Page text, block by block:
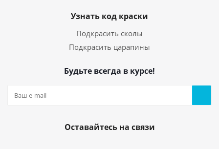
Узнать код краски
Подкрасить сколы
Подкрасить царапины
Будьте всегда в курсе!
Оставайтесь на связи